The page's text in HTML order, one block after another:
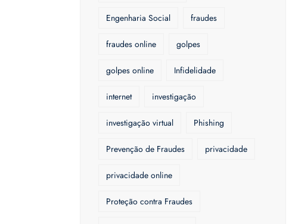
Engenharia Social fraudes
fraudes online golpes
golpes online Infidelidade
internet investigação
investigação virtual Phishing
Prevenção de Fraudes privacidade
privacidade online
Proteção contra Fraudes